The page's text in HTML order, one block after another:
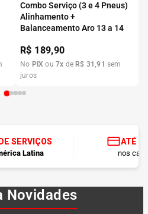
Combo Serviço (3 e 4 Pneus)
Alinhamento +
Balanceamento Aro 13 a 14
R$ 189,90
No PIX ou7x de R$ 31 ,91 sem
juros
SERVIÇOS
Latina
ATÉ
nos
Novidades